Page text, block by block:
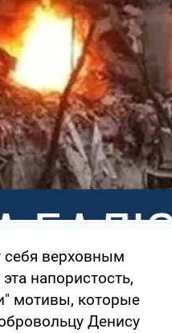
себя верховным
напористость,
мотивы, которые
Денису